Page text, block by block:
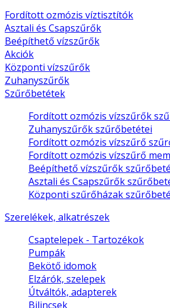
Fordított ozmózis víztisztítók
Asztali és Csapszűrők
Beépíthető vízszűrők
Akciók
Központi vízszűrők
Zuhanyszűrők
Szűrőbetétek
Fordított ozmózis vízszűrők
Zuhanyszűrők szűrőbetétei
Fordított ozmózis vízszűrő
Fordított ozmózis vízszűrő
Beépíthető vízszűrők
Asztali és Csapszűrők
Központi szűrőházak
Szerelékek, alkatrészek
Csaptelepek - Tartozékok
Pumpák
Bekötő idomok
Elzárók, szelepek
Útváltók, adapterek
Bilincsek